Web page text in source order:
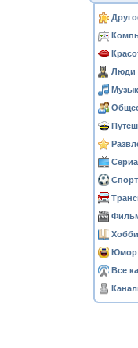
Люди
Спорт
Юмор
Все